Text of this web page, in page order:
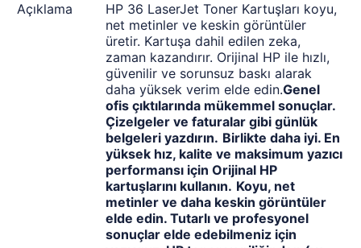
Açıklama
HP 36 LaserJet Toner Kartuşları koyu,
net metinler ve keskin görüntüler
üretir. Kartuşa dahil edilen zeka,
zaman kazandırır. Orijinal HP ile hızlı,
güvenilir ve sorunsuz baskı alarak
daha yüksek verim elde edin.Genel
ofis çıktılarında mükemmel sonuçlar.
Çizelgeler ve faturalar gibi günlük
belgeleri yazdırın. Birlikte daha iyi. En
yüksek hız, kalite ve maksimum yazıcı
performansı için Orijinal HP
kartuşlarını kullanın. Koyu, net
metinler ve daha keskin görüntüler
elde edin. Tutarlı ve profesyonel
sonuçlar elde edebilmeniz için